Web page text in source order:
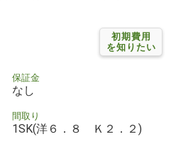
初期費用
を知りたい
保証金
なし
間取り
1SK(洋６．８ Ｋ２．２)